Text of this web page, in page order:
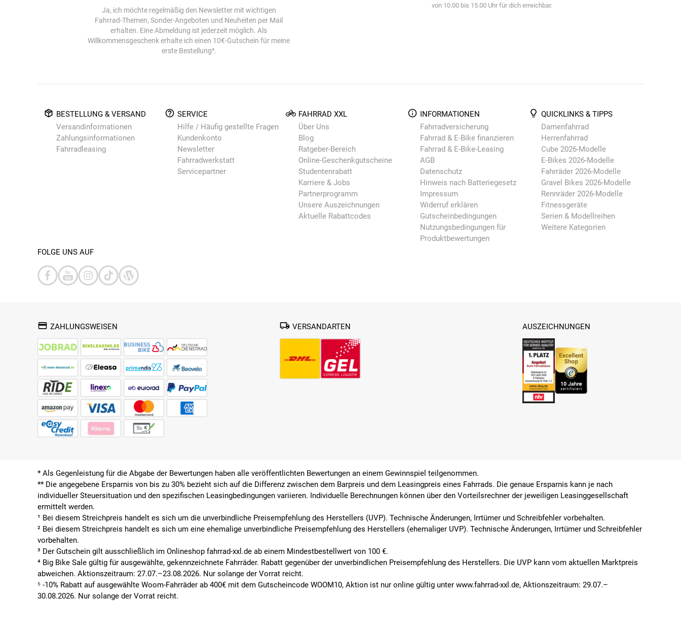
Ja, ich möchte regelmäßig den Newsletter mit wichtigen
Fahrrad-Themen, Sonder-Angeboten und Neuheiten per Mail
erhalten. Eine Abmeldung ist jederzeit möglich. Als
Willkommensgeschenk erhalte ich einen 10€-Gutschein für meine
erste Bestellung³.
von 10.00 bis 15.00 Uhr für dich erreichbar.
BESTELLUNG & VERSAND
Versandinformationen
Zahlungsinformationen
Fahrradleasing
SERVICE
Hilfe / Häufig gestellte Fragen
Kundenkonto
Newsletter
Fahrradwerkstatt
Servicepartner
FAHRRAD XXL
Über Uns
Blog
Ratgeber-Bereich
Online-Geschenkgutscheine
Studentenrabatt
Karriere & Jobs
Partnerprogramm
Unsere Auszeichnungen
Aktuelle Rabattcodes
INFORMATIONEN
Fahrradversicherung
Fahrrad & E-Bike finanzieren
Fahrrad & E-Bike-Leasing
AGB
Datenschutz
Hinweis nach Batteriegesetz
Impressum
Widerruf erklären
Gutscheinbedingungen
Nutzungsbedingungen für
Produktbewertungen
QUICKLINKS & TIPPS
Damenfahrrad
Herrenfahrrad
Cube 2026-Modelle
E-Bikes 2026-Modelle
Fahrräder 2026-Modelle
Gravel Bikes 2026-Modelle
Rennräder 2026-Modelle
Fitnessgeräte
Serien & Modellreihen
Weitere Kategorien
ZAHLUNGSWEISEN VERSANDARTEN AUSZEICHNUNGEN
FOLGE UNS AUF
* Als Gegenleistung für die Abgabe der Bewertungen haben alle veröffentlichten Bewertungen an einem Gewinnspiel teilgenommen.
** Die angegebene Ersparnis von bis zu 30% bezieht sich auf die Differenz zwischen dem Barpreis und dem Leasingpreis eines Fahrrads. Die genaue Ersparnis kann je nach
individueller Steuersituation und den spezifischen Leasingbedingungen variieren. Individuelle Berechnungen können über den Vorteilsrechner der jeweiligen Leasinggesellschaft
ermittelt werden.
¹ Bei diesem Streichpreis handelt es sich um die unverbindliche Preisempfehlung des Herstellers (UVP). Technische Änderungen, Irrtümer und Schreibfehler vorbehalten.
² Bei diesem Streichpreis handelt es sich um eine ehemalige unverbindliche Preisempfehlung des Herstellers (ehemaliger UVP). Technische Änderungen, Irrtümer und Schreibfehler
vorbehalten.
³ Der Gutschein gilt ausschließlich im Onlineshop fahrrad-xxl.de ab einem Mindestbestellwert von 100 €.
⁴ Big Bike Sale gültig für ausgewählte, gekennzeichnete Fahrräder. Rabatt gegenüber der unverbindlichen Preisempfehlung des Herstellers. Die UVP kann vom aktuellen Marktpreis
abweichen. Aktionszeitraum: 27.07.–23.08.2026. Nur solange der Vorrat reicht.
⁵ -10% Rabatt auf ausgewählte Woom-Fahrräder ab 400€ mit dem Gutscheincode WOOM10, Aktion ist nur online gültig unter www.fahrrad-xxl.de, Aktionszeitraum: 29.07.–
30.08.2026. Nur solange der Vorrat reicht.